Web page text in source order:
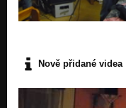
Nově přidané videa